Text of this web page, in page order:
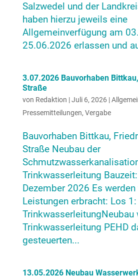
Salzwedel und der
haben hierzu jeweils eine
Allgemeinverfügung am
25.06.2026 erlassen und
3.07.2026 Bauvorhaben
Straße
von Redaktion |Juli 6, 2026 |
Pressemitteilungen, Vergabe
Bauvorhaben Bittkau,
Straße Neubau der
Trinkwasserleitung
Dezember 2026 Es
Leistungen erbracht: Los 1:
TrinkwasserleitungNeubau
Trinkwasserleitung PEHD
gesteuerten...
13.05.2026 Neubau